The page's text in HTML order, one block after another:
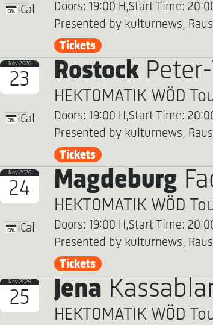
iCal Doors: 19:00 H,Start Time:
Presented by kulturnews,
Tickets
Nov 2026
23
iCal
Rostock
HEKTOMATIK WÖD
Doors: 19:00 H,Start Time:
Presented by kulturnews,
Tickets
Nov 2026
24
iCal
Magdeburg
HEKTOMATIK WÖD
Doors: 19:00 H,Start Time:
Presented by kulturnews,
Tickets
Nov 2026
25 Jena
HEKTOMATIK WÖD